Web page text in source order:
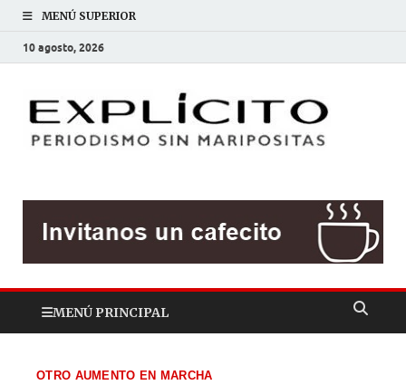
MENÚ SUPERIOR
10 agosto, 2026
MENÚ PRINCIPAL
OTRO AUMENTO EN MARCHA